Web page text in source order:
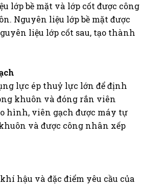
lớp bề mặt và lớp cốt được công
Nguyên liệu lớp bề mặt được
liệu lớp cốt sau, tạo thành
lực ép thuỷ lực lớn để định
khuôn và đóng rắn viên
hình, viên gạch được máy tự
và được công nhân xếp
hậu và đặc điểm yêu cầu của